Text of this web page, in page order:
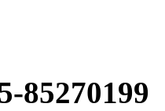
85270199